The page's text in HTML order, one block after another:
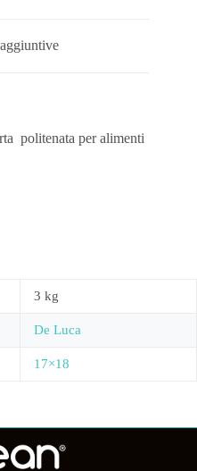
politenata per alimenti
3 kg
De Luca
17×18